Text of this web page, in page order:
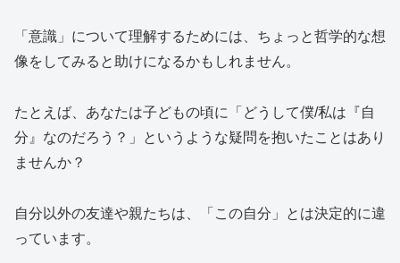
「意識」について理解するためには、ちょっと哲学的な想
像をしてみると助けになるかもしれません。
たとえば、あなたは子どもの頃に「どうして僕/私は『自
分』なのだろう？」というような疑問を抱いたことはあり
ませんか？
自分以外の友達や親たちは、「この自分」とは決定的に違
っています。